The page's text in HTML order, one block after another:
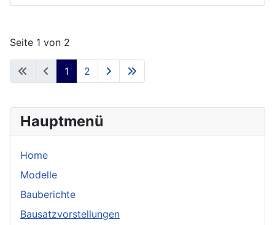
Hauptmenü
Home
Modelle
Bauberichte
Bausatzvorstellungen
Seite 1 von 2
1 2